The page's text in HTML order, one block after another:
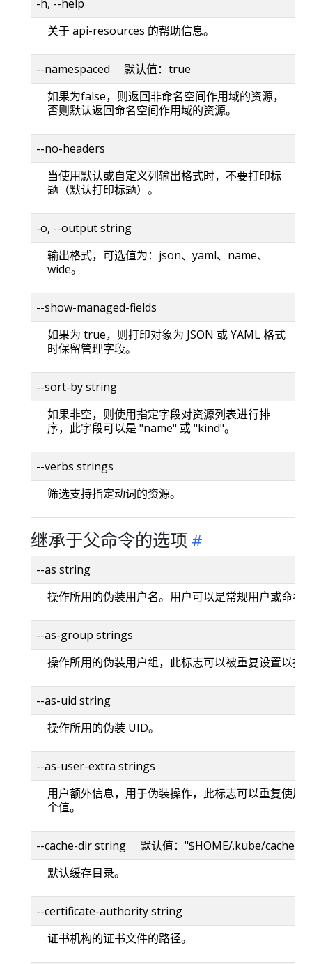
-h, --help
关于 api-resources 的帮助信息。
--namespaced 默认值：true
如果为false，则返回非命名空间作用域的资源，
否则默认返回命名空间作用域的资源。
--no-headers
当使用默认或自定义列输出格式时，不要打印标
题（默认打印标题）。
-o, --output string
输出格式，可选值为：json、yaml、name、
wide。
--show-managed-fields
如果为 true，则打印对象为 JSON 或 YAML 格式
时保留管理字段。
--sort-by string
如果非空，则使用指定字段对资源列表进行排
序，此字段可以是 "name" 或 "kind"。
--verbs strings
筛选支持指定动词的资源。
继承于父命令的选项
--as string
操作所用的伪装用户名。用户可以是常规用户或命名
--as-group strings
操作所用的伪装用户组，此标志可以被重复设置以指
--as-uid string
操作所用的伪装 UID。
--as-user-extra strings
用户额外信息，用于伪装操作，此标志可以重复使用
个值。
--cache-dir string 默认值："$HOME/.kube/cache"
默认缓存目录。
--certificate-authority string
证书机构的证书文件的路径。